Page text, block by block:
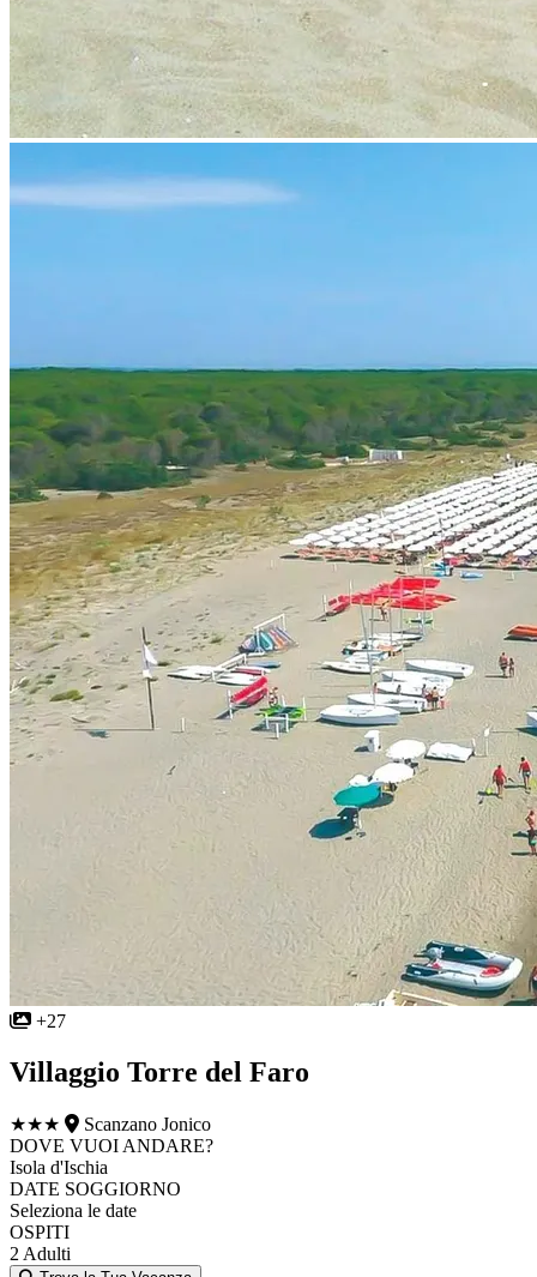
+27
Villaggio Torre del Faro
★★★
Scanzano Jonico
DOVE VUOI ANDARE?
Isola d'Ischia
DATE SOGGIORNO
Seleziona le date
OSPITI
2 Adulti